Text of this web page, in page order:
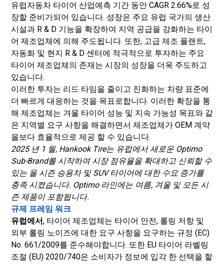
유럽자동차 타이어 산업예측 기간 동안 CAGR 2.66%로 성
장할 준비가되어 있습니다. 성장은 주요 유럽 국가의 생산
시설과 R & D 기능을 확장하여 지역 공급을 강화하는 타이
어 제조업체에 의해 주도됩니다. 또한, 고급 제조 플랜트,
자동화 및 현지 R & D 센터에 적극적으로 투자하는 주요
타이어 제조업체의 존재는 시장의 성장을 더욱 주도하고
있습니다.
이러한 투자는 리드 타임을 줄이고 진화하는 차량 표준에
더 빠르게 대응하는 것을 목표로합니다. 이러한 확장을 통
해 제조업체는 겨울 타이어 성능 및 지속 가능성 목표와 같
은 지역별 요구 사항을 해결하면서 제조업체가 OEM 계약
을보다 효율적으로 제공 할 수 있습니다.
2025 년 1 월, Hankook Tire는 유럽에서 새로운 Optimo
Sub-Brand를 시작하여 시장 점유율을 확대하고 신뢰할 수
있는 올 시즌 승용차 및 SUV 타이어에 대한 수요 증가를
충족 시켰습니다. Optimo 라인에는 여름, 겨울 및 모든 시
즌 제품이 포함됩니다.
규제 프레임 워크
유럽에서, 타이어 제조업체는 타이어 안전, 롤링 저항 및
외부 롤링 노이즈에 대한 요구 사항을 요구하는 규정 (EC)
No. 661/2009를 준수해야합니다. 또한 EU 타이어 라벨링
조절 (EU) 2020/740은 소비자가 정보에 입각 한 선택을 할